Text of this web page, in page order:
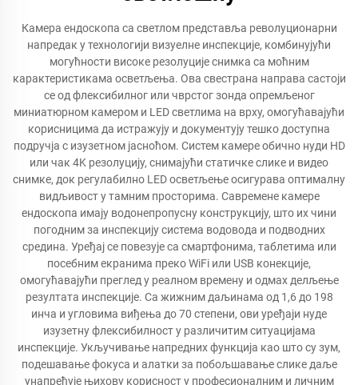
Камера ендоскопа са светлом представља револуционарни
напредак у технологији визуелне инспекције, комбинујући
могућности високе резолуције снимка са моћним
карактеристикама осветљења. Ова свестрана направа састоји
се од флексибилног или чврстог зонда опремљеног
миниатюрном камером и LED светлима на врху, омогућавајући
корисницима да истражују и документују тешко доступна
подручја с изузетном јасноћом. Систем камере обично нуди HD
или чак 4K резолуцију, снимајући статичке слике и видео
снимке, док регулабилно LED осветљење осигурава оптималну
видљивост у тамним просторима. Савремене камере
ендоскопа имају водонепропусну конструкцију, што их чини
погодним за инспекцију система водовода и подводних
средина. Уређај се повезује са смартфонима, таблетима или
посебним екранима преко WiFi или USB конекције,
омогућавајући преглед у реалном времену и одмах делљење
резултата инспекције. Са жижним даљинама од 1,6 до 198
инча и угловима виђења до 70 степени, ови уређаји нуде
изузетну флексибилност у различитим ситуацијама
инспекције. Укључивање напредних функција као што су зум,
подешавање фокуса и алатки за побољшавање слике даље
унапређује њихову корисност у професионалним и личним